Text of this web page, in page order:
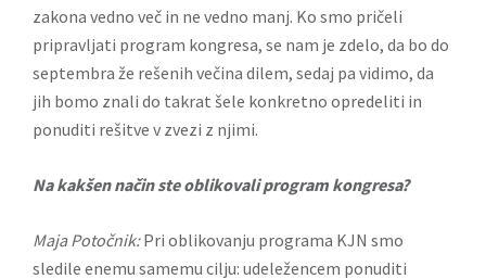
zakona vedno več in ne vedno manj. Ko smo pričeli
pripravljati program kongresa, se nam je zdelo, da bo do
septembra že rešenih večina dilem, sedaj pa vidimo, da
jih bomo znali do takrat šele konkretno opredeliti in
ponuditi rešitve v zvezi z njimi.
Na kakšen način ste oblikovali program kongresa?
Maja Potočnik:Pri oblikovanju programa KJN smo
sledile enemu samemu cilju: udeležencem ponuditi